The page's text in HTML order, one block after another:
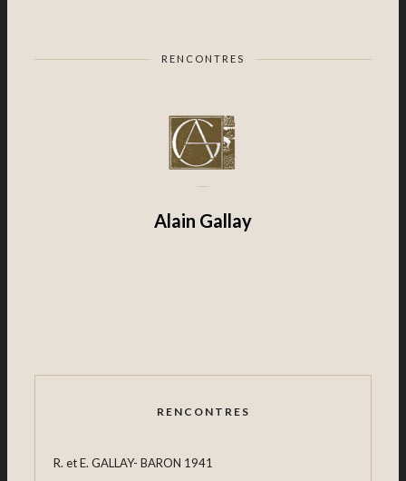
RENCONTRES
Alain Gallay
RENCONTRES
R. et E. GALLAY- BARON 1941